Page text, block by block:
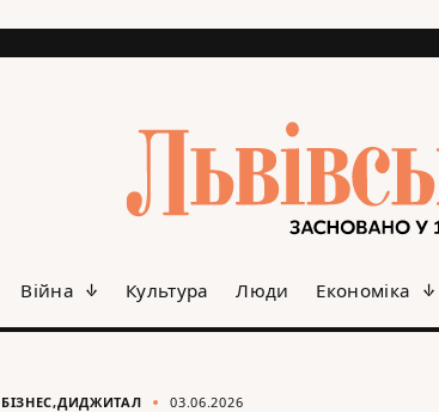
Війна Культура Люди Економіка
БІЗНЕС ДИДЖИТАЛ 03.06.2026